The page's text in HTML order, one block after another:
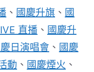
、 國慶升旗 、 國
直播 、 國慶升
日演唱會 、 國慶
動 、 國慶煙火 、